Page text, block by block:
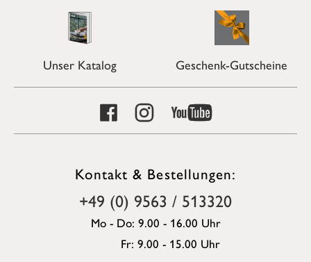
Unser Katalog Geschenk-Gutscheine
Kontakt & Bestellungen:
+49 (0) 9563 / 513320
Mo - Do: 9.00 - 16.00 Uhr
Fr: 9.00 - 15.00 Uhr